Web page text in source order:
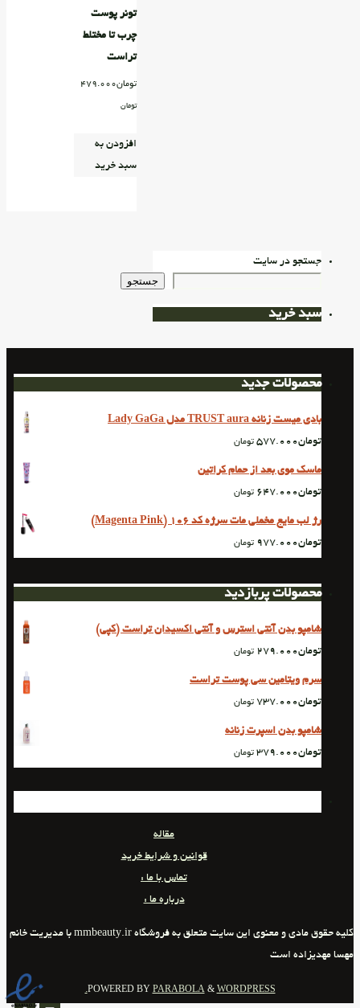
تونر پوست
چرب تا مختلط
تراست
تومان479.000
تومان
افزودن به
سبد خرید
جستجو در سایت
جستجو
سبد خرید
محصولات جدید
بادی میست زنانه TRUST aura مدل Lady GaGa
تومان577.000 تومان
ماسک موی بعد از حمام کراتین
تومان647.000 تومان
رژ لب مایع مخملی مات سرژه کد 106 (Magenta Pink)
تومان977.000 تومان
محصولات پربازدید
شامپو بدن آنتی استرس و آنتی اکسیدان تراست (کپی)
تومان279.000 تومان
سرم ویتامین سی پوست تراست
تومان737.000 تومان
شامپو بدن اسپرت زنانه
تومان379.000 تومان
مقاله
قوانین و شرایط خرید
تماس با ما :
درباره ما :
کلیه حقوق مادی و معنوی این سایت متعلق به فروشگاه mmbeauty.ir با مدیریت خانم
مهسا مهدیزاده است
POWERED BY PARABOLA& WORDPRESS.